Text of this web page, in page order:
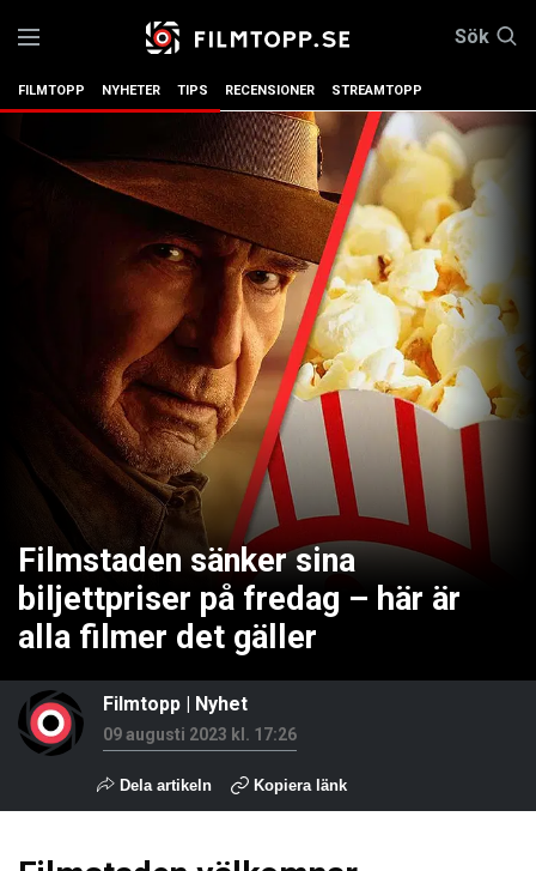
Sök
FILMTOPP NYHETER TIPS RECENSIONER STREAMTOPP
Filmstaden sänker sina
biljettpriser på fredag – här är
alla filmer det gäller
Filmtopp | Nyhet
09 augusti 2023 kl. 17:26
Dela artikeln Kopiera länk